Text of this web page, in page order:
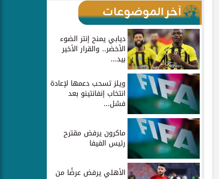
آخر الموضوعات
ديابي يمنح إنتر الضوء
الأخضر.. والقرار الأخير
بيد...
ويلز تسحب دعمها لإعادة
انتخاب إنفانتينو بعد
فشل...
ماكرون يرفض مقترح
رئيس الفيفا
الأهلي يرفض عرضًا من